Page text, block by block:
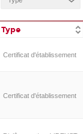
Type
Certificat d'établissement
Certificat d'établissement